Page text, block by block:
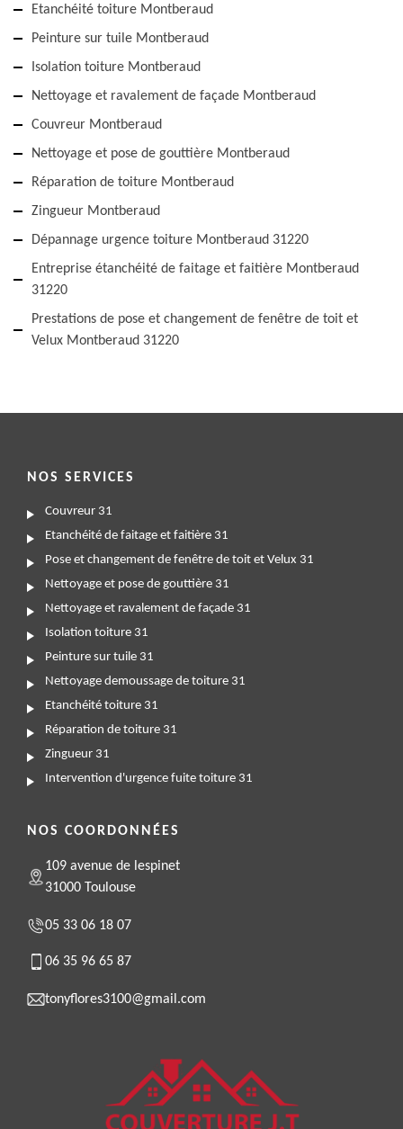
Etanchéité toiture Montberaud
Peinture sur tuile Montberaud
Isolation toiture Montberaud
Nettoyage et ravalement de façade Montberaud
Couvreur Montberaud
Nettoyage et pose de gouttière Montberaud
Réparation de toiture Montberaud
Zingueur Montberaud
Dépannage urgence toiture Montberaud 31220
Entreprise étanchéité de faitage et faitière Montberaud
31220
Prestations de pose et changement de fenêtre de toit et
Velux Montberaud 31220
NOS SERVICES
Couvreur 31
Etanchéité de faitage et faitière 31
Pose et changement de fenêtre de toit et Velux 31
Nettoyage et pose de gouttière 31
Nettoyage et ravalement de façade 31
Isolation toiture 31
Peinture sur tuile 31
Nettoyage demoussage de toiture 31
Etanchéité toiture 31
Réparation de toiture 31
Zingueur 31
Intervention d'urgence fuite toiture 31
NOS COORDONNÉES
109 avenue de lespinet
31000 Toulouse
05 33 06 18 07
06 35 96 65 87
tonyflores3100@gmail.com